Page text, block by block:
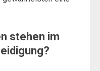
stehen im